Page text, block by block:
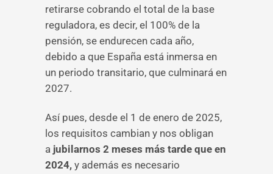
retirarse cobrando el total de la base
reguladora, es decir, el 100% de la
pensión, se endurecen cada año,
debido a que España está inmersa en
un periodo transitario, que culminará en
2027.
Así pues, desde el 1 de enero de 2025,
los requisitos cambian y nos obligan
a jubilarnos 2 meses más tarde que en
2024, y además es necesario